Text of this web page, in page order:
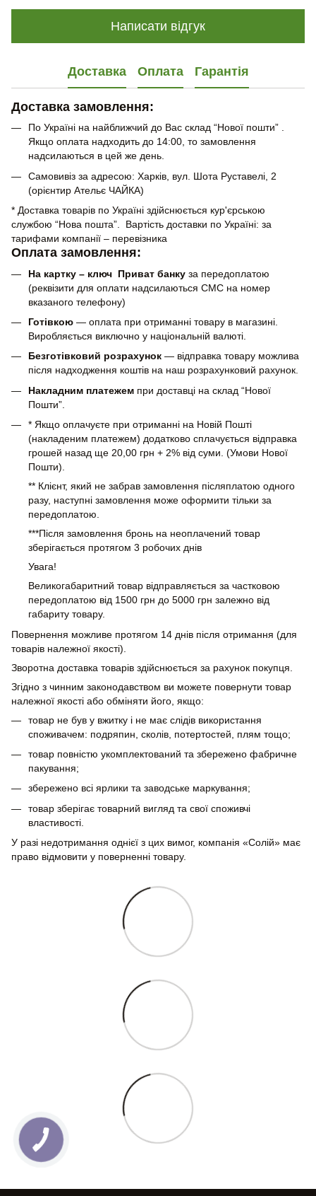
Написати відгук
Доставка Оплата Гарантія
Доставка замовлення:
По Україні на найближчий до Вас склад “Нової пошти” .
Якщо оплата надходить до 14:00, то замовлення
надсилаються в цей же день.
Самовивіз за адресою: Харків, вул. Шота Руставелі, 2
(орієнтир Ательє ЧАЙКА)
* Доставка товарів по Україні здійснюється кур'єрською
службою “Нова пошта”. Вартість доставки по Україні: за
тарифами компанії – перевізника
Оплата замовлення:
На картку – ключ Приват банку за передоплатою
(реквізити для оплати надсилаються СМС на номер
вказаного телефону)
Готівкою — оплата при отриманні товару в магазині.
Виробляється виключно у національній валюті.
Безготівковий розрахунок — відправка товару можлива
після надходження коштів на наш розрахунковий рахунок.
Накладним платежем при доставці на склад “Нової
Пошти”.
* Якщо оплачуєте при отриманні на Новій Пошті
(накладеним платежем) додатково сплачується відправка
грошей назад ще 20,00 грн + 2% від суми. (Умови Нової
Пошти).
** Клієнт, який не забрав замовлення післяплатою одного
разу, наступні замовлення може оформити тільки за
передоплатою.
***Після замовлення бронь на неоплачений товар
зберігається протягом 3 робочих днів
Увага!
Великогабаритний товар відправляється за частковою
передоплатою від 1500 грн до 5000 грн залежно від
габариту товару.
Повернення можливе протягом 14 днів після отримання (для
товарів належної якості).
Зворотна доставка товарів здійснюється за рахунок покупця.
Згідно з чинним законодавством ви можете повернути товар
належної якості або обміняти його, якщо:
товар не був у вжитку і не має слідів використання
споживачем: подряпин, сколів, потертостей, плям тощо;
товар повністю укомплектований та збережено фабричне
пакування;
збережено всі ярлики та заводське маркування;
товар зберігає товарний вигляд та свої споживчі
властивості.
У разі недотримання однієї з цих вимог, компанія «Солій» має
право відмовити у поверненні товару.